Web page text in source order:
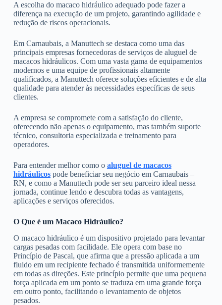
A escolha do macaco hidráulico adequado pode fazer a
diferença na execução de um projeto, garantindo agilidade e
redução de riscos operacionais.
Em Carnaubais, a Manuttech se destaca como uma das
principais empresas fornecedoras de serviços de aluguel de
macacos hidráulicos. Com uma vasta gama de equipamentos
modernos e uma equipe de profissionais altamente
qualificados, a Manuttech oferece soluções eficientes e de alta
qualidade para atender às necessidades específicas de seus
clientes.
A empresa se compromete com a satisfação do cliente,
oferecendo não apenas o equipamento, mas também suporte
técnico, consultoria especializada e treinamento para
operadores.
Para entender melhor como o aluguel de macacos
hidráulicospode beneficiar seu negócio em Carnaubais –
RN, e como a Manuttech pode ser seu parceiro ideal nessa
jornada, continue lendo e descubra todas as vantagens,
aplicações e serviços oferecidos.
O Que é um Macaco Hidráulico?
O macaco hidráulico é um dispositivo projetado para levantar
cargas pesadas com facilidade. Ele opera com base no
Princípio de Pascal, que afirma que a pressão aplicada a um
fluido em um recipiente fechado é transmitida uniformemente
em todas as direções. Este princípio permite que uma pequena
força aplicada em um ponto se traduza em uma grande força
em outro ponto, facilitando o levantamento de objetos
pesados.